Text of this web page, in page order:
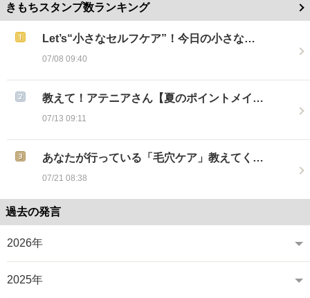
きもちスタンプ数ランキング
Let’s“小さなセルフケア”！今日の小さな…
07/08 09:40
教えて！アテニアさん【夏のポイントメイ…
07/13 09:11
あなたが行っている「毛穴ケア」教えてく…
07/21 08:38
過去の発言
2026年
2025年